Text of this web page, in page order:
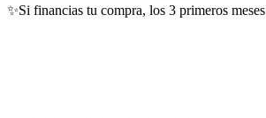
✨Si financias tu compra, los 3 primeros meses